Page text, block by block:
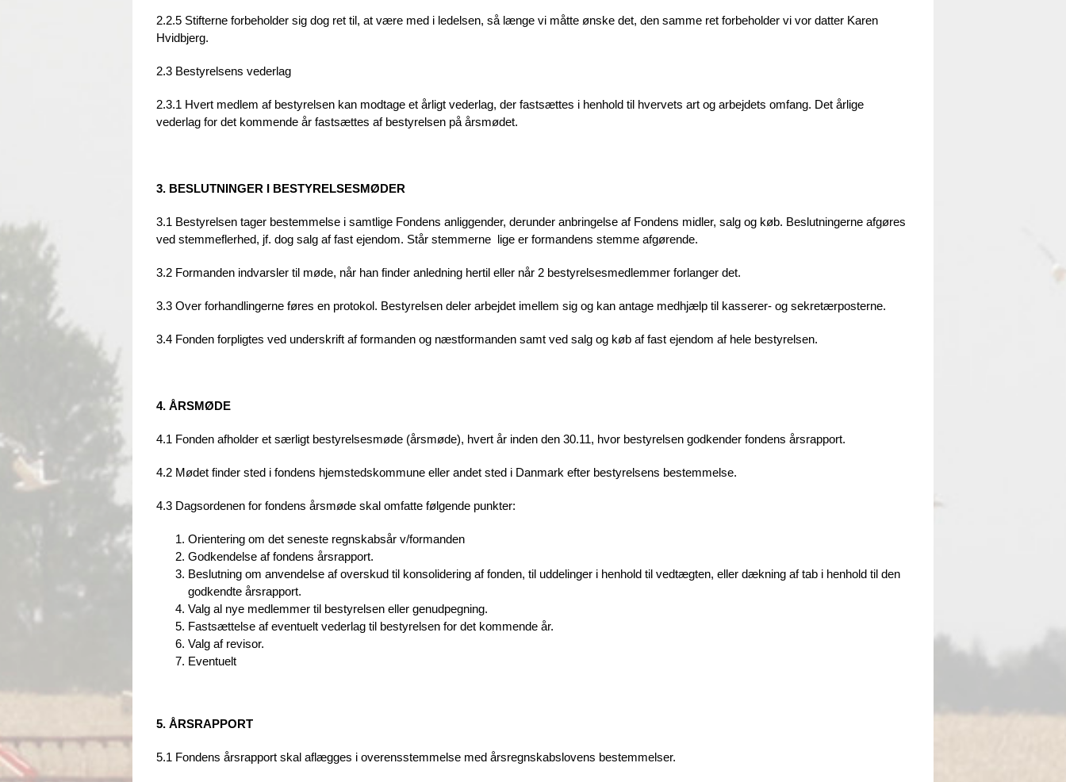
2.2.5 Stifterne forbeholder sig dog ret til, at være med i ledelsen, så længe vi måtte ønske det, den samme ret forbeholder vi vor datter Karen
Hvidbjerg.
2.3 Bestyrelsens vederlag
2.3.1 Hvert medlem af bestyrelsen kan modtage et årligt vederlag, der fastsættes i henhold til hvervets art og arbejdets omfang. Det årlige
vederlag for det kommende år fastsættes af bestyrelsen på årsmødet.
3. BESLUTNINGER I BESTYRELSESMØDER
3.1 Bestyrelsen tager bestemmelse i samtlige Fondens anliggender, derunder anbringelse af Fondens midler, salg og køb. Beslutningerne afgøres
ved stemmeflerhed, jf. dog salg af fast ejendom. Står stemmerne lige er formandens stemme afgørende.
3.2 Formanden indvarsler til møde, når han finder anledning hertil eller når 2 bestyrelsesmedlemmer forlanger det.
3.3 Over forhandlingerne føres en protokol. Bestyrelsen deler arbejdet imellem sig og kan antage medhjælp til kasserer- og sekretærposterne.
3.4 Fonden forpligtes ved underskrift af formanden og næstformanden samt ved salg og køb af fast ejendom af hele bestyrelsen.
4. ÅRSMØDE
4.1 Fonden afholder et særligt bestyrelsesmøde (årsmøde), hvert år inden den 30.11, hvor bestyrelsen godkender fondens årsrapport.
4.2 Mødet finder sted i fondens hjemstedskommune eller andet sted i Danmark efter bestyrelsens bestemmelse.
4.3 Dagsordenen for fondens årsmøde skal omfatte følgende punkter:
Orientering om det seneste regnskabsår v/formanden
Godkendelse af fondens årsrapport.
Beslutning om anvendelse af overskud til konsolidering af fonden, til uddelinger i henhold til vedtægten, eller dækning af tab i henhold til den
godkendte årsrapport.
Valg al nye medlemmer til bestyrelsen eller genudpegning.
Fastsættelse af eventuelt vederlag til bestyrelsen for det kommende år.
Valg af revisor.
Eventuelt
5. ÅRSRAPPORT
5.1 Fondens årsrapport skal aflægges i overensstemmelse med årsregnskabslovens bestemmelser.